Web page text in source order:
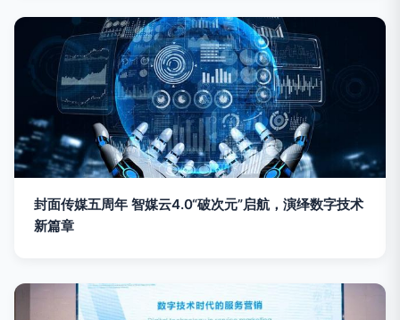
封面传媒五周年 智媒云4.0“破次元”启航，演绎数字技术
新篇章